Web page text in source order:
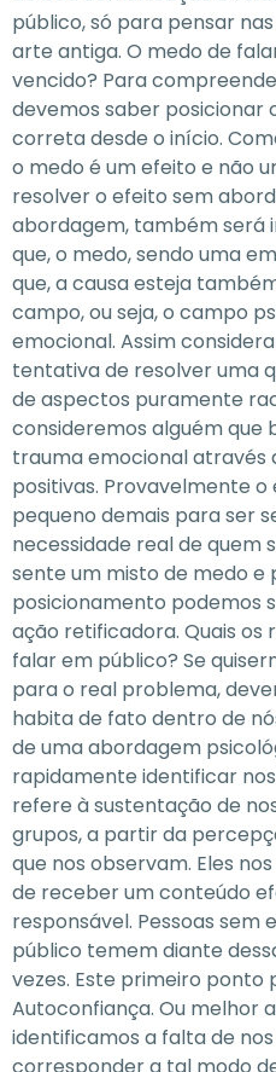
público, só para pensar
arte antiga. O medo de
vencido? Para
devemos saber posicionar
correta desde o início.
o medo é um efeito e não
resolver o efeito sem
abordagem, também será
que, o medo, sendo uma
que, a causa esteja
campo, ou seja, o campo
emocional. Assim
tentativa de resolver uma
de aspectos puramente
consideremos alguém que
trauma emocional através
positivas. Provavelmente
pequeno demais para ser
necessidade real de quem
sente um misto de medo e
posicionamento podemos
ação retificadora. Quais os
falar em público? Se
para o real problema,
habita de fato dentro de
de uma abordagem
rapidamente identificar
refere à sustentação de
grupos, a partir da
que nos observam. Eles
de receber um conteúdo
responsável. Pessoas sem
público temem diante
vezes. Este primeiro
Autoconfiança. Ou melhor
identificamos a falta de
corresponder a tal modo